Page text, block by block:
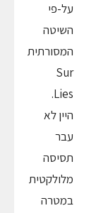
על-פי
השיטה
המסורתית
Sur
Lies.
היין לא
עבר
תסיסה
מלולקטית
במטרה